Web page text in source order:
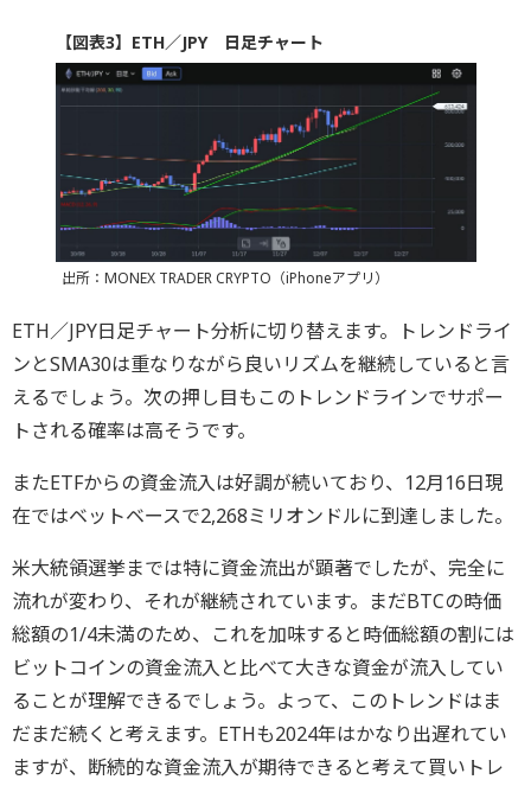
【図表3】ETH／JPY 日足チャート
出所：MONEX TRADER CRYPTO（iPhoneアプリ）
ETH／JPY日足チャート分析に切り替えます。トレンドライ
ンとSMA30は重なりながら良いリズムを継続していると言
えるでしょう。次の押し目もこのトレンドラインでサポー
トされる確率は高そうです。
またETFからの資金流入は好調が続いており、12月16日現
在ではベットベースで2,268ミリオンドルに到達しました。
米大統領選挙までは特に資金流出が顕著でしたが、完全に
流れが変わり、それが継続されています。まだBTCの時価
総額の1/4未満のため、これを加味すると時価総額の割には
ビットコインの資金流入と比べて大きな資金が流入してい
ることが理解できるでしょう。よって、このトレンドはま
だまだ続くと考えます。ETHも2024年はかなり出遅れてい
ますが、断続的な資金流入が期待できると考えて買いトレ